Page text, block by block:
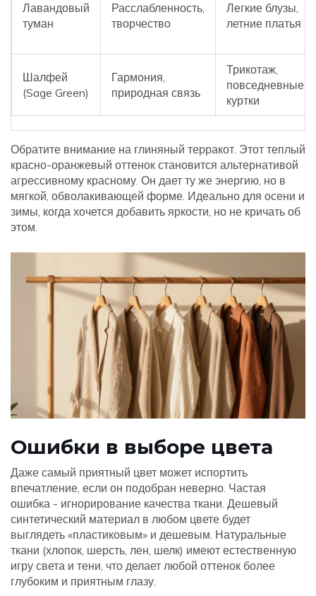
Лавандовый
туман
Расслабленность,
творчество
Легкие блузы,
летние платья
Шалфей
(Sage Green)
Гармония,
природная связь
Трикотаж,
повседневные
куртки
Обратите внимание на глиняный терракот. Этот теплый
красно-оранжевый оттенок становится альтернативой
агрессивному красному. Он дает ту же энергию, но в
мягкой, обволакивающей форме. Идеально для осени и
зимы, когда хочется добавить яркости, но не кричать об
этом.
Ошибки в выборе цвета
Даже самый приятный цвет может испортить
впечатление, если он подобран неверно. Частая
ошибка - игнорирование качества ткани. Дешевый
синтетический материал в любом цвете будет
выглядеть «пластиковым» и дешевым. Натуральные
ткани (хлопок, шерсть, лен, шелк) имеют естественную
игру света и тени, что делает любой оттенок более
глубоким и приятным глазу.